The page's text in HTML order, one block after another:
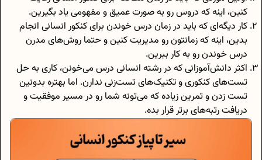
کنین، اینه که دروس رو به صورت عمیق و مفهومی یاد بگیرین.
کار دیگه‌ای که باید در زمان درس خوندن برای کنکور انسانی انجام
بدین، اینه که زمانتون رو مدیریت کنین و حتما روش‌های مدرن
درس خوندن رو به کار ببرین.
اکثر دانش‌آموزانی که در رشته انسانی درس می‌خونن، کاری به حل
تست‌های کنکوری و تکنیک‌های تست‌زنی ندارن. اما بهتره بدونین
تست زدن و تمرین زیاده که می‌تونه شما رو در مسیر موفقیت و
دریافت رتبه‌های برتر قرار بده.